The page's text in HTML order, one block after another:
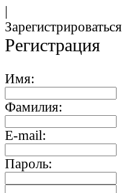
|
Зарегистрироваться
Регистрация
Имя:
Фамилия:
E-mail:
Пароль: